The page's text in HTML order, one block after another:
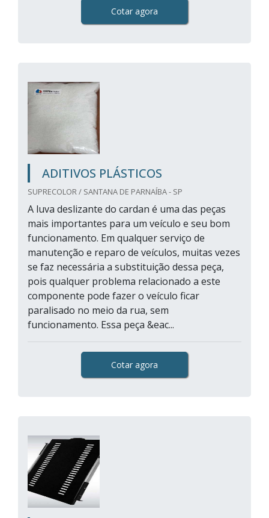
Cotar agora
ADITIVOS PLÁSTICOS
SUPRECOLOR / SANTANA DE PARNAÍBA - SP
A luva deslizante do cardan é uma das peças
mais importantes para um veículo e seu bom
funcionamento. Em qualquer serviço de
manutenção e reparo de veículos, muitas vezes
se faz necessária a substituição dessa peça,
pois qualquer problema relacionado a este
componente pode fazer o veículo ficar
paralisado no meio da rua, sem
funcionamento. Essa peça &eac...
Cotar agora